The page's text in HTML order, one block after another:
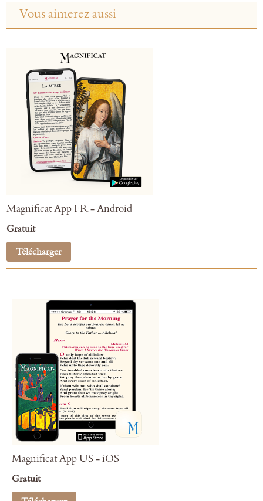
Vous aimerez aussi
Magnificat App FR - Android
Gratuit
Télécharger
Magnificat App US - iOS
Gratuit